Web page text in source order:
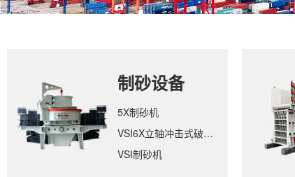
制砂设备
5X制砂机
VSI6X立轴冲击式破碎机
VSI制砂机